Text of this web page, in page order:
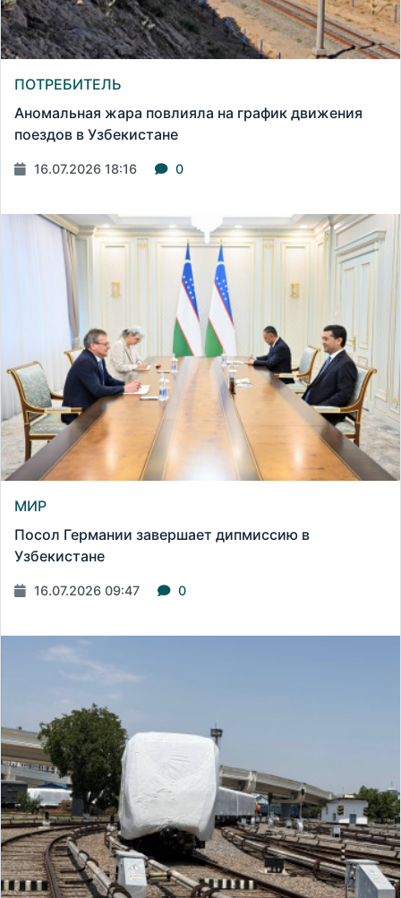
ПОТРЕБИТЕЛЬ
Аномальная жара повлияла на график движения
поездов в Узбекистане
16.07.2026 18:16 0
МИР
Посол Германии завершает дипмиссию в
Узбекистане
16.07.2026 09:47 0